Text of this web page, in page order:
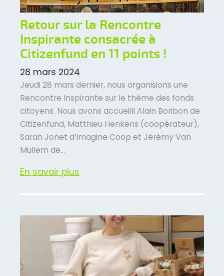
Retour sur la Rencontre
Inspirante consacrée à
Citizenfund en 11 points !
28 mars 2024
Jeudi 28 mars dernier, nous organisions une
Rencontre Inspirante sur le thème des fonds
citoyens. Nous avons accueilli Alain Boribon de
Citizenfund, Matthieu Henkens (coopérateur),
Sarah Jonet d’Imagine Coop et Jérémy Van
Mullem de...
En savoir plus